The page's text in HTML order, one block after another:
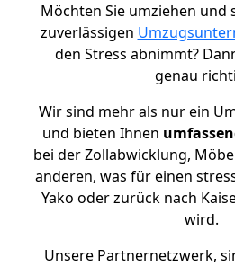
Möchten Sie umziehen und
zuverlässigen
den Stress abnimmt?
genau
Wir sind mehr als nur ein
und bieten Ihnen
bei der Zollabwicklung,
anderen, was für einen
Yako oder zurück nach
wird.
Unsere Partnernetzwerk,